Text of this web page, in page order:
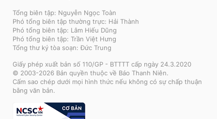
Tổng biên tập: Nguyễn Ngọc Toàn
Phó tổng biên tập thường trực: Hải Thành
Phó tổng biên tập: Lâm Hiếu Dũng
Phó tổng biên tập: Trần Việt Hưng
Tổng thư ký tòa soạn: Đức Trung
Giấy phép xuất bản số 110/GP - BTTTT cấp ngày 24.3.2020
© 2003-2026 Bản quyền thuộc về Báo Thanh Niên.
Cấm sao chép dưới mọi hình thức nếu không có sự chấp thuận
bằng văn bản.